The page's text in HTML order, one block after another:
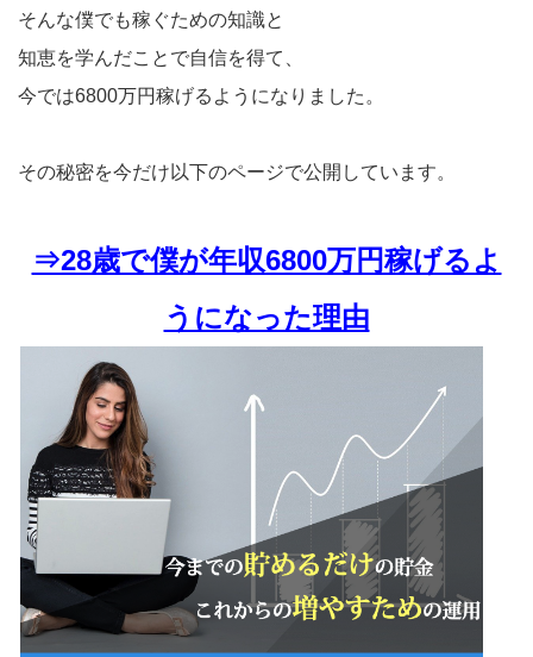
そんな僕でも稼ぐための知識と
知恵を学んだことで自信を得て、
今では6800万円稼げるようになりました。
その秘密を今だけ以下のページで公開しています。
⇒28歳で僕が年収6800万円稼げるよ
うになった理由